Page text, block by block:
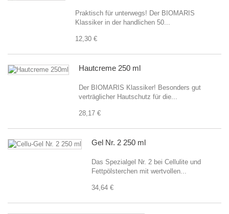
Praktisch für unterwegs! Der BIOMARIS
Klassiker in der handlichen 50...
12,30 €
Hautcreme 250 ml
Der BIOMARIS Klassiker! Besonders gut
verträglicher Hautschutz für die...
28,17 €
Gel Nr. 2 250 ml
Das Spezialgel Nr. 2 bei Cellulite und
Fettpölsterchen mit wertvollen...
34,64 €